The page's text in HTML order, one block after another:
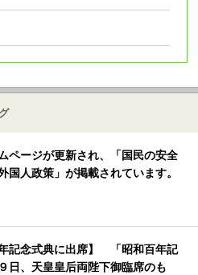
ページが更新され、「国民の安全
国人政策」が掲載されています。
年記念式典に出席】 「昭和百年記
日、天皇皇后両陛下御臨席のも